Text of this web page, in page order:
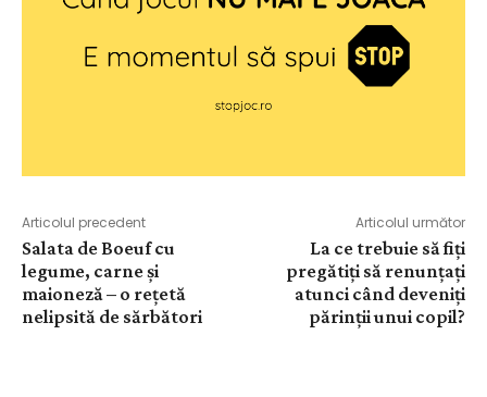
Articolul precedent
Salata de Boeuf cu
legume, carne și
maioneză – o rețetă
nelipsită de sărbători
Articolul următor
La ce trebuie să fiți
pregătiți să renunțați
atunci când deveniți
părinții unui copil?